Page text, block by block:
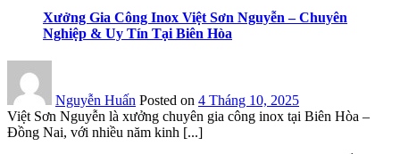
Xưởng Gia Công Inox Việt Sơn Nguyễn – Chuyên
Nghiệp & Uy Tín Tại Biên Hòa
Nguyễn Huấn Posted on 4 Tháng 10, 2025
Việt Sơn Nguyễn là xưởng chuyên gia công inox tại Biên Hòa –
Đồng Nai, với nhiều năm kinh [...]